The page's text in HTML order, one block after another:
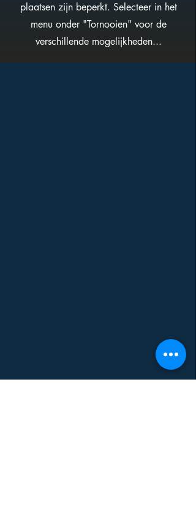
plaatsen zijn beperkt. Selecteer in het
menu onder "Tornooien" voor de
verschillende mogelijkheden...